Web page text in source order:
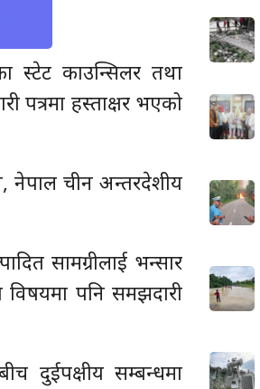
स्टेट काउन्सिलर तथा
पत्रमा हस्ताक्षर भएको
नेपाल चीन अन्तरदेशीय
सामग्रीलाई भन्सार
पनि समझदारी
दुईपक्षीय सम्बन्धमा